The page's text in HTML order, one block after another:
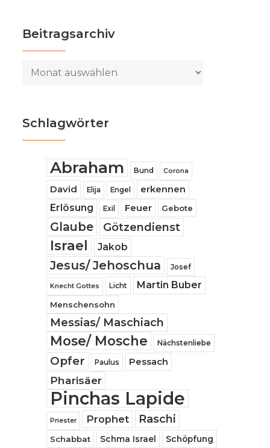
Beitragsarchiv
Beitragsarchiv
Schlagwörter
Abraham Bund Corona
David Elija Engel erkennen
Erlösung Exil Feuer Gebote
Glaube Götzendienst
Israel Jakob
Jesus/ Jehoschua Josef
Knecht Gottes Licht Martin Buber
Menschensohn
Messias/ Maschiach
Mose/ Mosche Nächstenliebe
Opfer Paulus Pessach
Pharisäer
Pinchas Lapide
Priester Prophet Raschi
Schabbat Schma Israel Schöpfung